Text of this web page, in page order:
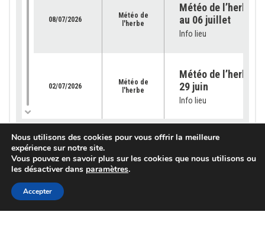
08/07/2026
Météo de
l'herbe
Météo de l’herbe –
au 06 juillet
Info lieu
02/07/2026
Météo de
l'herbe
Météo de l’herbe –
29 juin
Info lieu
25/06/2026
l'herbe
Météo de l’herbe –
22 juin 2026
Nous utilisons des cookies pour vous offrir la meilleure
expérience sur notre site.
Vous pouvez en savoir plus sur les cookies que nous utilisons ou
les désactiver dans paramètres.
Accepter